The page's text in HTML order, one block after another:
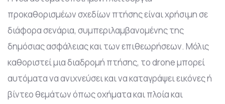
προκαθορισμέων σχεδίων πτήσης είναι χρήσιμη σε
διάφορα σενάρια, συμπεριλαμβανομένης της
δημόσιας ασφάλειας και των επιθεωρήσεων. Μόλις
καθοριστεί μια διαδρομή πτήσης, το drone μπορεί
αυτόματα να ανιχνεύσει και να καταγράψει εικόνες ή
βίντεο θεμάτων όπως οχήματα και πλοία και